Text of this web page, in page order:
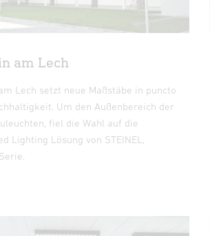
am Lech
Lech setzt neue Maßstäbe in puncto
Um den Außenbereich der
fiel die Wahl auf die
Lighting Lösung von STEINEL,